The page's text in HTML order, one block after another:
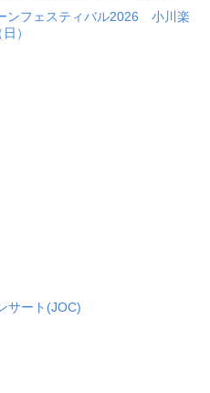
ンフェスティバル2026 小川楽
）
サート(JOC)